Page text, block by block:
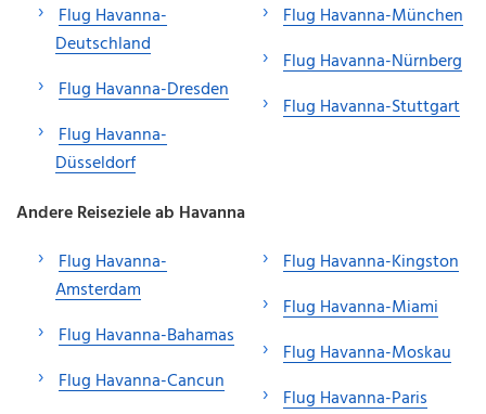
Flug Havanna-
Deutschland
Flug Havanna-Dresden
Flug Havanna-
Düsseldorf
Flug Havanna-München
Flug Havanna-Nürnberg
Flug Havanna-Stuttgart
Andere Reiseziele ab Havanna
Flug Havanna-
Amsterdam
Flug Havanna-Bahamas
Flug Havanna-Cancun
Flug Havanna-Kingston
Flug Havanna-Miami
Flug Havanna-Moskau
Flug Havanna-Paris